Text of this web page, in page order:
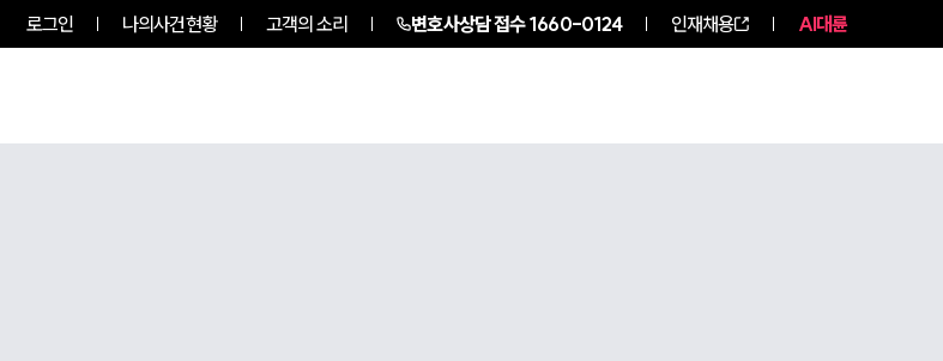
로그인 나의사건현황 고객의 소리 변호사상담 접수1660-0124 인재채용 AI대륜